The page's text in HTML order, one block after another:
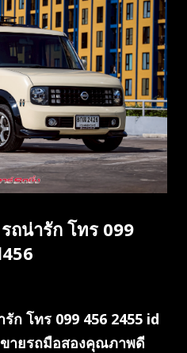
ถน่ารัก โทร 099
ก โทร 099 456 2455 id
ขายรถมือสองคุณภาพดี